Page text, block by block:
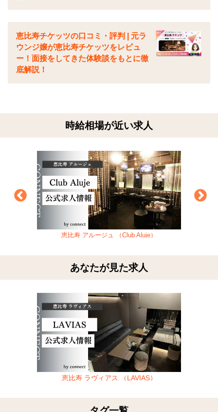
恵比寿チケッツの口コミ・評判 | 元ラ
ウンジ嬢が恵比寿チケッツをレビュ
ー！面接をしてきた体験談をもとに徹
底解説！
時給相場が近い求人
恵比寿 アルージュ （Club Aluje）
あなたが見た求人
恵比寿 ラヴィアス （LAVIAS）